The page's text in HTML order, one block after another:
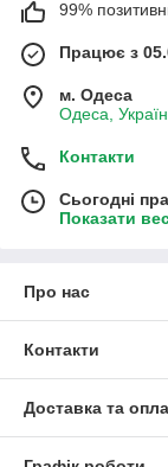
99%
Працює з
м. Одеса
Одеса,
Контакти
Сьогодні
Показати
Про нас
Контакти
Доставка та